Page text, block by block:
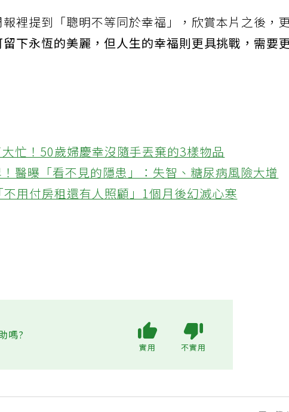
裡提到「聰明不等同於幸福」，欣賞本片之後，
留下永恆的美麗，但人生的幸福則更具挑戰，需要
忙！50歲婦慶幸沒隨手丟棄的3樣物品
醫曝「看不見的隱患」：失智、糖尿病風險大增
用付房租還有人照顧」1個月後幻滅心寒